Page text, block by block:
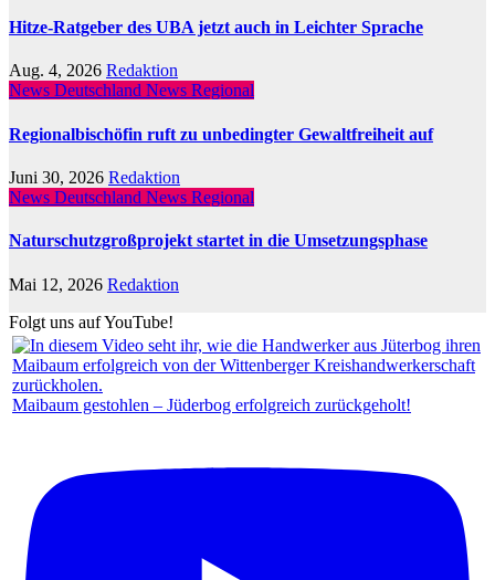
Hitze-Ratgeber des UBA jetzt auch in Leichter Sprache
Aug. 4, 2026 Redaktion
News Deutschland News Regional
Regionalbischöfin ruft zu unbedingter Gewaltfreiheit auf
Juni 30, 2026 Redaktion
News Deutschland News Regional
Naturschutzgroßprojekt startet in die Umsetzungsphase
Mai 12, 2026 Redaktion
Folgt uns auf YouTube!
Maibaum gestohlen – Jüderbog erfolgreich zurückgeholt!